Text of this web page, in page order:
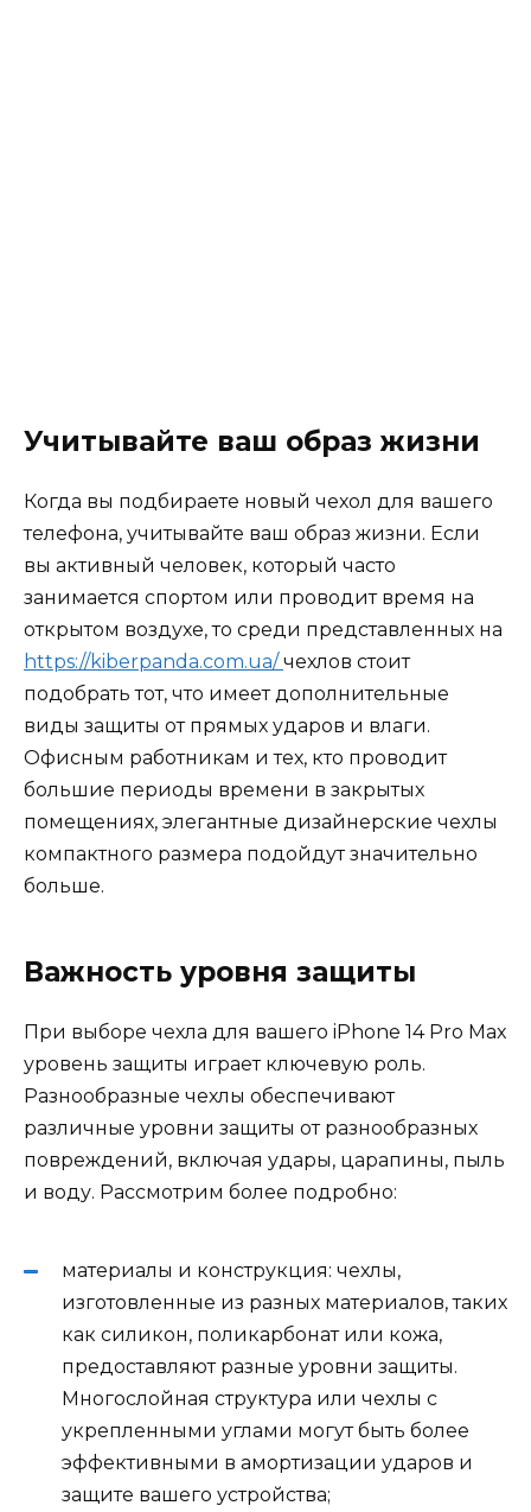
Учитывайте ваш образ жизни
Когда вы подбираете новый чехол для вашего
телефона, учитывайте ваш образ жизни. Если
вы активный человек, который часто
занимается спортом или проводит время на
открытом воздухе, то среди представленных на
https://kiberpanda.com.ua/ чехлов стоит
подобрать тот, что имеет дополнительные
виды защиты от прямых ударов и влаги.
Офисным работникам и тех, кто проводит
большие периоды времени в закрытых
помещениях, элегантные дизайнерские чехлы
компактного размера подойдут значительно
больше.
Важность уровня защиты
При выборе чехла для вашего iPhone 14 Pro Max
уровень защиты играет ключевую роль.
Разнообразные чехлы обеспечивают
различные уровни защиты от разнообразных
повреждений, включая удары, царапины, пыль
и воду. Рассмотрим более подробно:
материалы и конструкция: чехлы,
изготовленные из разных материалов, таких
как силикон, поликарбонат или кожа,
предоставляют разные уровни защиты.
Многослойная структура или чехлы с
укрепленными углами могут быть более
эффективными в амортизации ударов и
защите вашего устройства;